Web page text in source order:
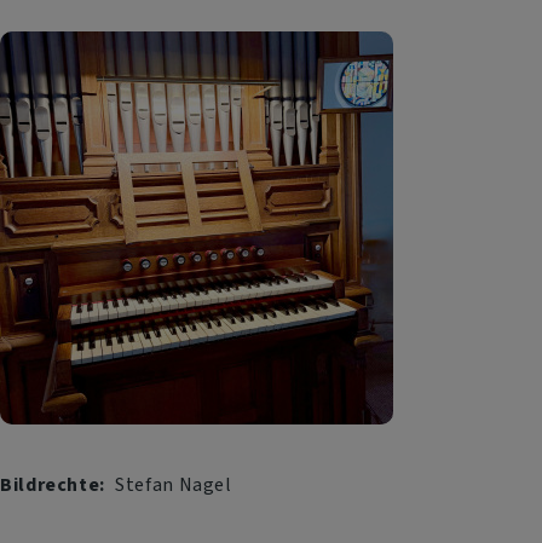
Bildrechte Stefan Nagel